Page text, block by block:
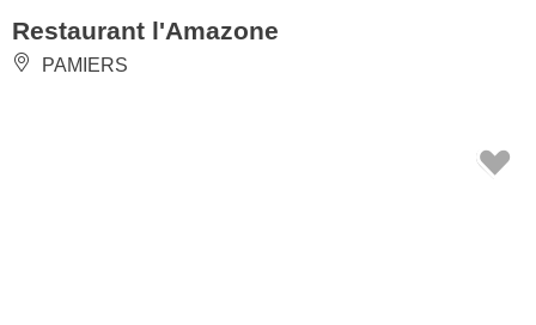
Restaurant l'Amazone
PAMIERS